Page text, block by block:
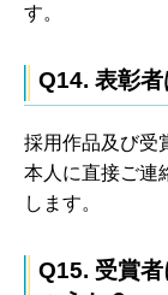
す。
Q14. 表彰
採用作品及び受
本人に直接ご連
します。
Q15. 受賞